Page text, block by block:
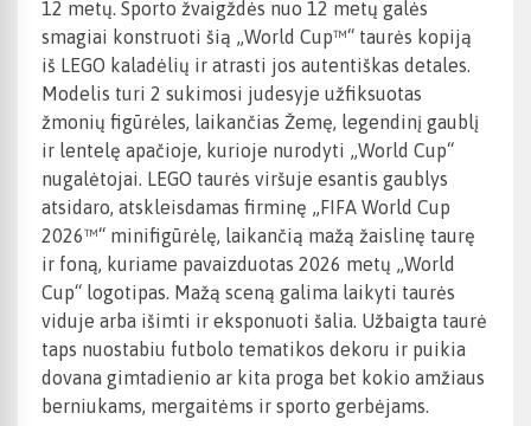
12 metų. Sporto žvaigždės nuo 12 metų galės
smagiai konstruoti šią „World Cup™“ taurės kopiją
iš LEGO kaladėlių ir atrasti jos autentiškas detales.
Modelis turi 2 sukimosi judesyje užfiksuotas
žmonių figūrėles, laikančias Žemę, legendinį gaublį
ir lentelę apačioje, kurioje nurodyti „World Cup“
nugalėtojai. LEGO taurės viršuje esantis gaublys
atsidaro, atskleisdamas firminę „FIFA World Cup
2026™“ minifigūrėlę, laikančią mažą žaislinę taurę
ir foną, kuriame pavaizduotas 2026 metų „World
Cup“ logotipas. Mažą sceną galima laikyti taurės
viduje arba išimti ir eksponuoti šalia. Užbaigta taurė
taps nuostabiu futbolo tematikos dekoru ir puikia
dovana gimtadienio ar kita proga bet kokio amžiaus
berniukams, mergaitėms ir sporto gerbėjams.